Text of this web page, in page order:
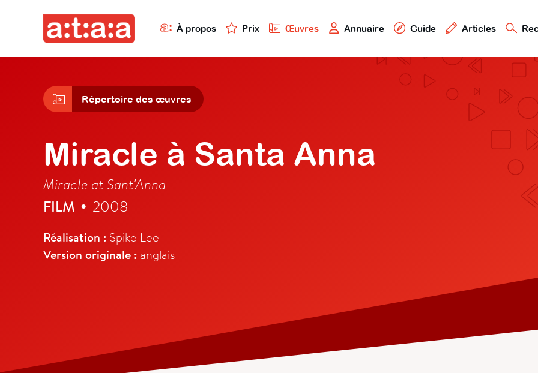
À propos Prix Œuvres Annuaire Guide Articles
Répertoire des œuvres
Miracle à Santa Anna
Miracle at Sant'Anna
FILM • 2008
Réalisation : Spike Lee
Version originale : anglais